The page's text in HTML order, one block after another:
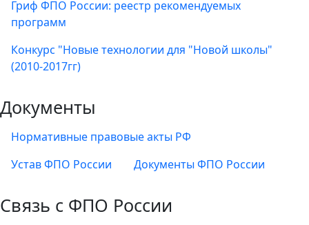
Гриф ФПО России: реестр рекомендуемых
программ
Конкурс "Новые технологии для "Новой школы"
(2010-2017гг)
Документы
Нормативные правовые акты РФ
Устав ФПО России
Документы ФПО России
Связь с ФПО России